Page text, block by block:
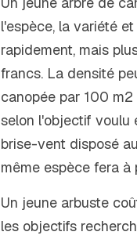
l'espèce, la variété
rapidement, mais
francs. La densité
canopée par 100
selon l'objectif voulu
brise-vent disposé
même espèce fera à
Un jeune arbuste
les objectifs